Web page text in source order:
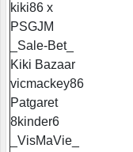
kiki86 x
PSGJM
_Sale-Bet_
Kiki Bazaar
vicmackey86
Patgaret
8kinder6
_VisMaVie_